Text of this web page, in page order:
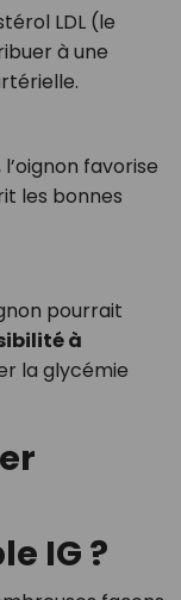
LDL (le
à une
l’oignon favorise
les bonnes
pourrait
à
la glycémie
IG ?